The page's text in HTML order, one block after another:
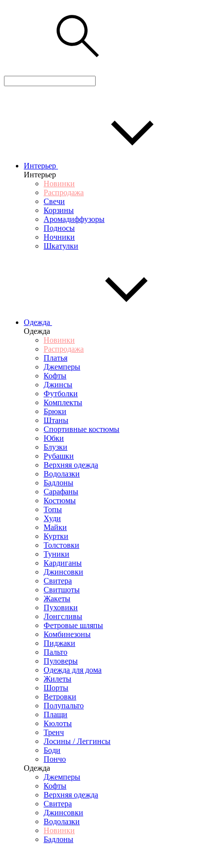
Интерьер
Интерьер
Новинки
Распродажа
Свечи
Корзины
Аромадиффузоры
Подносы
Ночники
Шкатулки
Одежда
Одежда
Новинки
Распродажа
Платья
Джемперы
Кофты
Джинсы
Футболки
Комплекты
Брюки
Штаны
Спортивные костюмы
Юбки
Блузки
Рубашки
Верхняя одежда
Водолазки
Бадлоны
Сарафаны
Костюмы
Топы
Худи
Майки
Куртки
Толстовки
Туники
Кардиганы
Джинсовки
Свитера
Свитшоты
Жакеты
Пуховики
Лонгсливы
Фетровые шляпы
Комбинезоны
Пиджаки
Пальто
Пуловеры
Одежда для дома
Жилеты
Шорты
Ветровки
Полупальто
Плащи
Кюлоты
Тренч
Лосины / Леггинсы
Боди
Пончо
Одежда
Джемперы
Кофты
Верхняя одежда
Свитера
Джинсовки
Водолазки
Новинки
Бадлоны